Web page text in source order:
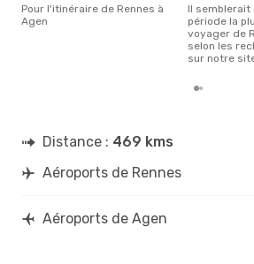
Pour l'itinéraire de Rennes à
Agen
Il semblerait que mars soit la
période la
voyager de
selon les
sur notre
Distance : 469 kms
Aéroports de Rennes
Aéroports de Agen